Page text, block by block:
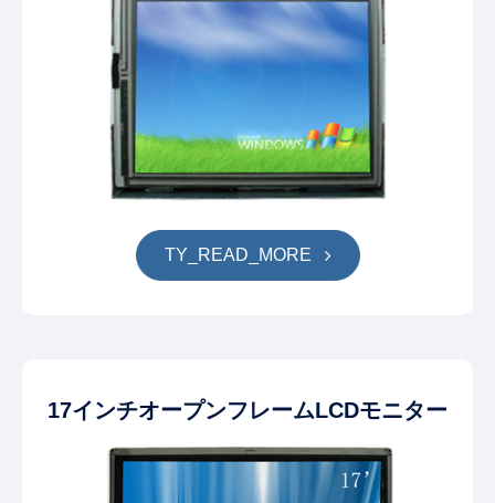
TY_READ_MORE
17インチオープンフレームLCDモニター